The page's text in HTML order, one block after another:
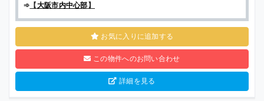
➾ 【大阪市内中心部】
お気に入りに追加する
この物件へのお問い合わせ
詳細を見る